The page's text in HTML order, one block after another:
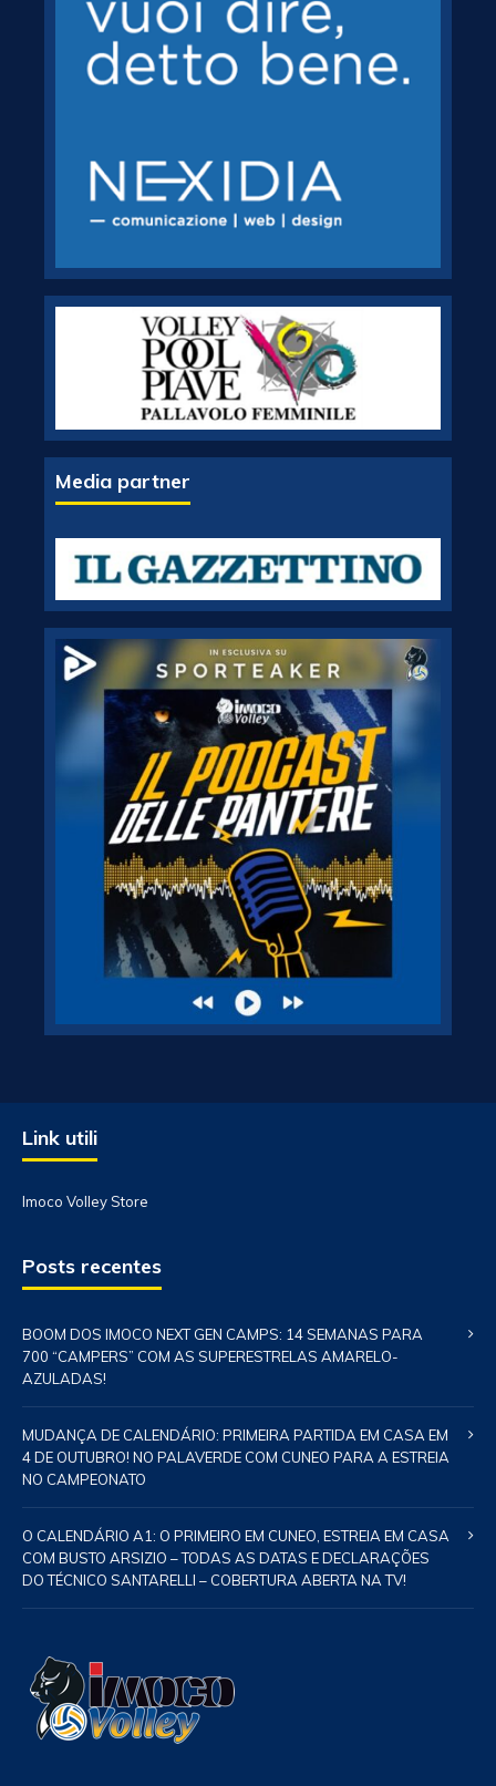
Media partner
Link utili
Imoco Volley Store
Posts recentes
BOOM DOS IMOCO NEXT GEN CAMPS: 14 SEMANAS PARA
700 “CAMPERS” COM AS SUPERESTRELAS AMARELO-
AZULADAS!
MUDANÇA DE CALENDÁRIO: PRIMEIRA PARTIDA EM CASA EM
4 DE OUTUBRO! NO PALAVERDE COM CUNEO PARA A ESTREIA
NO CAMPEONATO
O CALENDÁRIO A1: O PRIMEIRO EM CUNEO, ESTREIA EM CASA
COM BUSTO ARSIZIO – TODAS AS DATAS E DECLARAÇÕES
DO TÉCNICO SANTARELLI – COBERTURA ABERTA NA TV!